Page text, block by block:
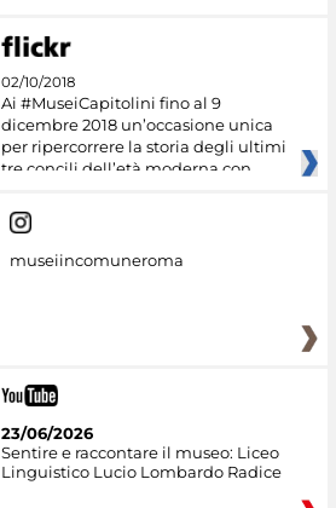
02/10/2018
Ai #MuseiCapitolini fino al 9
dicembre 2018 un’occasione unica
per ripercorrere la storia degli ultimi
tre concili dell’età moderna con
museiincomuneroma
23/06/2026
Sentire e raccontare il museo: Liceo
Linguistico Lucio Lombardo Radice